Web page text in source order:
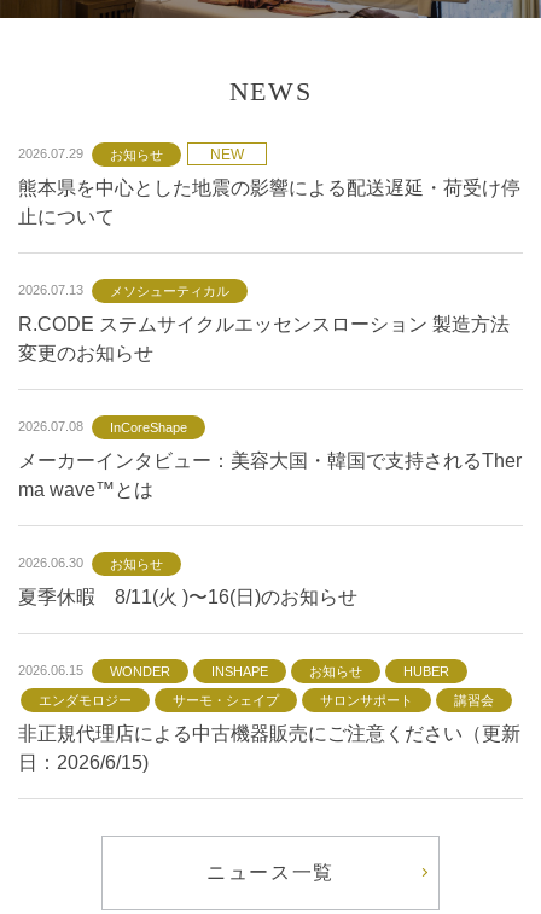
NEWS
2026.07.29 お知らせ NEW
熊本県を中心とした地震の影響による配送遅延・荷受け停
止について
2026.07.13 メソシューティカル
R.CODE ステムサイクルエッセンスローション 製造方法
変更のお知らせ
2026.07.08 InCoreShape
メーカーインタビュー：美容大国・韓国で支持されるTher
ma wave™とは
2026.06.30 お知らせ
夏季休暇 8/11(火 )〜16(日)のお知らせ
2026.06.15 WONDER INSHAPE お知らせ
HUBER
エンダモロジー
サーモ・シェイプ サロンサポート 講習会
非正規代理店による中古機器販売にご注意ください（更新
日：2026/6/15)
ニュース一覧